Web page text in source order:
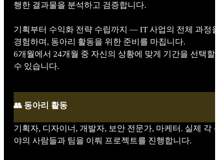
행한 결과물을 분석하고 검증합니다.
기획부터 수익화 전략 수립까지 — IT 사업의 전체 과정
경험하며, 동아리 활동을 위한 준비를 마칩니다.
6개월에서 24개월 중 자신의 상황에 맞게 기간을 선택할
수 있습니다.
👥 동아리 활동
기획자, 디자이너, 개발자, 보안 전문가, 마케터. 실제 각
야의 사람들과 팀을 이뤄 프로젝트를 진행합니다.